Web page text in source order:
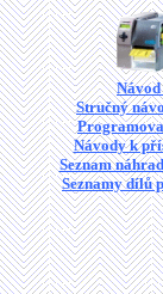
Návod
Stručný
Návody k
Seznam
Seznamy dílů